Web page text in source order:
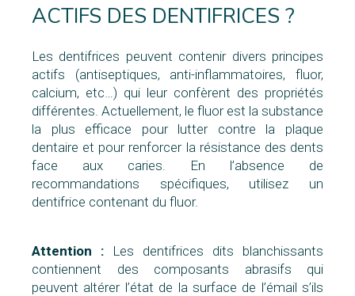
ACTIFS DES DENTIFRICES ?
Les dentifrices peuvent contenir divers principes
actifs (antiseptiques, anti-inflammatoires, fluor,
calcium, etc…) qui leur confèrent des propriétés
différentes. Actuellement, le fluor est la substance
la plus efficace pour lutter contre la plaque
dentaire et pour renforcer la résistance des dents
face aux caries. En l’absence de
recommandations spécifiques, utilisez un
dentifrice contenant du fluor.
Attention : Les dentifrices dits blanchissants
contiennent des composants abrasifs qui
peuvent altérer l’état de la surface de l’émail s’ils